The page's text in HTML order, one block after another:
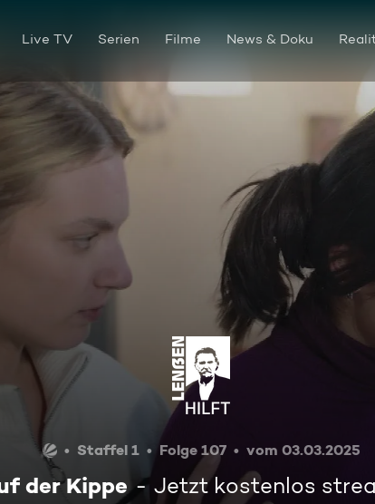
Live TV Serien Filme News & Doku
Auf der Kippe
Staffel 1 Folge 107 vom 03.03.2025
der Kippe Jetzt kostenlos